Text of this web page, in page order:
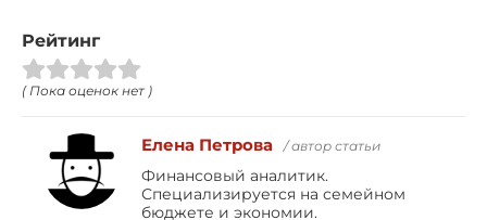
Рейтинг
( Пока оценок нет )
Елена Петрова / автор статьи
Финансовый аналитик.
Специализируется на семейном
бюджете и экономии.